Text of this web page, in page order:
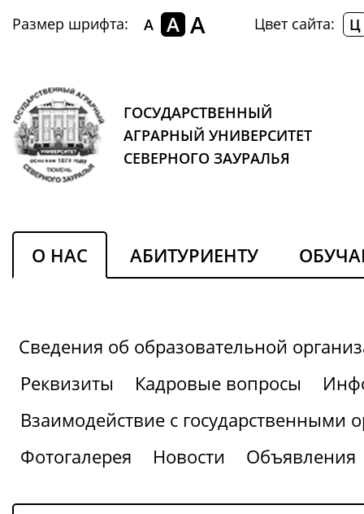
Размер шрифта: A A A Цвет сайта: Ц
ГОСУДАРСТВЕННЫЙ
АГРАРНЫЙ УНИВЕРСИТЕТ
СЕВЕРНОГО ЗАУРАЛЬЯ
О НАС АБИТУРИЕНТУ
Сведения об образовательной
Реквизиты
Кадровые вопросы
Взаимодействие с государственными
Фотогалерея
Новости Объявления